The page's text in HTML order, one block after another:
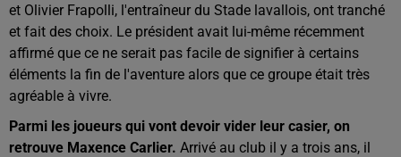
et Olivier Frapolli, l'entraîneur du Stade lavallois, ont tranché
et fait des choix. Le président avait lui-même récemment
affirmé que ce ne serait pas facile de signifier à certains
éléments la fin de l'aventure alors que ce groupe était très
agréable à vivre.
Parmi les joueurs qui vont devoir vider leur casier, on
retrouve Maxence Carlier. Arrivé au club il y a trois ans, il